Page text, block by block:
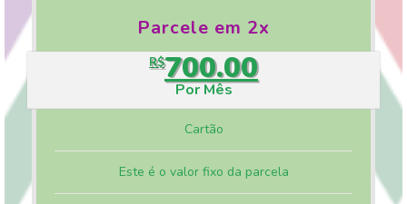
Parcele em 2x
R$700.00
Por Mês
Cartão
Este é o valor fixo da parcela